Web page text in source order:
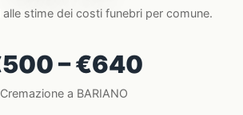
stime dei costi funebri per comune.
– €640
Cremazione a BARIANO